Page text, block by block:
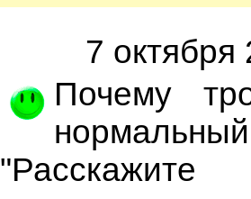
7 октября
Почему